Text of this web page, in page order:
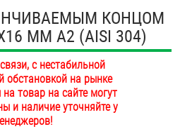
инструментКОНЦОМ
ММ А2 (AISI 304)
с нестабильной
обстановкой на рынке
товар на сайте могут
и наличие уточняйте у